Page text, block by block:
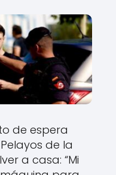
de espera
de la
a casa: “Mi